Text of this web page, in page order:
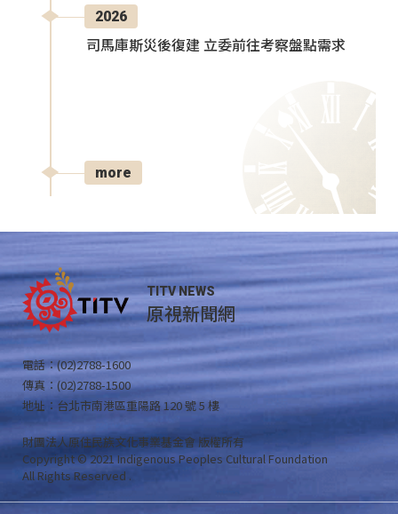
2026
司馬庫斯災後復建 立委前往考察盤點需求
more
TITV NEWS
原視新聞網
電話：(02)2788-1600
傳真：(02)2788-1500
地址：台北市南港區重陽路 120 號 5 樓
財團法人原住民族文化事業基金會 版權所有
Copyright © 2021 Indigenous Peoples Cultural Foundation
All Rights Reserved .